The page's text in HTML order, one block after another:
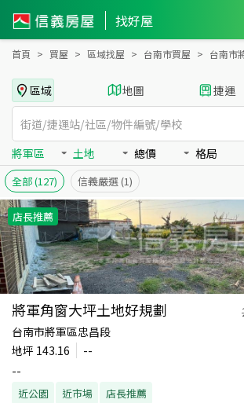
找好屋
台南市將軍區買房：土地房屋
首頁 買屋 區域找屋 台南市買屋 台南市
區域 地圖 捷運
將軍區 土地 總價 格局
全部(127) 信義嚴選 (1)
店長推薦
將軍角窗大坪土地好規劃
台南市將軍區忠昌段
地坪 143.16
--
--
近公園 近市場 店長推薦
台南市將軍區買房：土地物件出售、房價分